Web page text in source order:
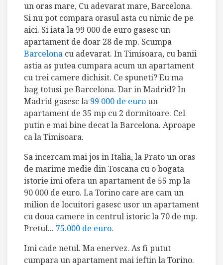
un oras mare, Cu adevarat mare, Barcelona.
Si nu pot compara orasul asta cu nimic de pe
aici. Si iata la 99 000 de euro gasesc un
apartament de doar 28 de mp. Scumpa
Barcelona cu adevarat. In Timisoara, cu banii
astia as putea cumpara acum un apartament
cu trei camere dichisit. Ce spuneti? Eu ma
bag totusi pe Barcelona. Dar in Madrid? In
Madrid gasesc la 99 000 de euroun
apartament de 35 mp cu 2 dormitoare. Cel
putin e mai bine decat la Barcelona. Aproape
ca la Timisoara.
Sa incercam mai jos in Italia, la Prato un oras
de marime medie din Toscana cu o bogata
istorie imi ofera un apartament de 55 mp la
90 000 de euro. La Torino care are cam un
milion de locuitori gasesc usor un apartament
cu doua camere in centrul istoric la 70 de mp.
Pretul... 75.000 de euro.
Imi cade netul. Ma enervez. As fi putut
cumpara un apartament mai ieftin la Torino.